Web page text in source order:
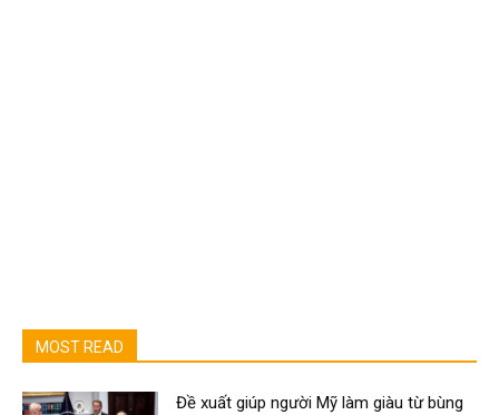
MOST READ
Đề xuất giúp người Mỹ làm giàu từ bùng